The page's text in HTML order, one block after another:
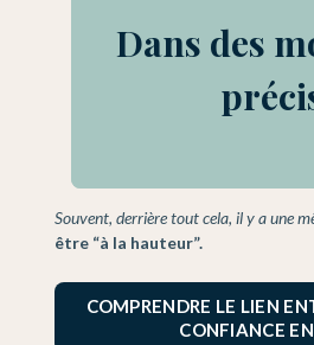
Dans des
auto-sabotage
manque de
peur de l’échec
relations
Souvent, derrière tout cela, il y a une
être “à la hauteur”.
COMPRENDRE LE LIEN
CONFIANCE